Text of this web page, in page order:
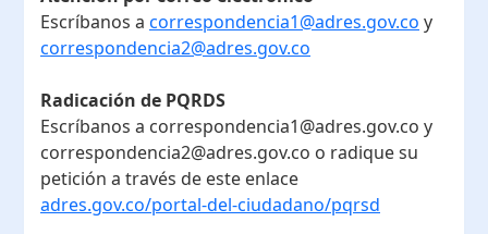
Escríbanos a correspondencia1@adres.gov.co y
correspondencia2@adres.gov.co
Radicación de PQRDS
Escríbanos a correspondencia1@adres.gov.co y
correspondencia2@adres.gov.co o radique su
petición a través de este enlace
adres.gov.co/portal-del-ciudadano/pqrsd